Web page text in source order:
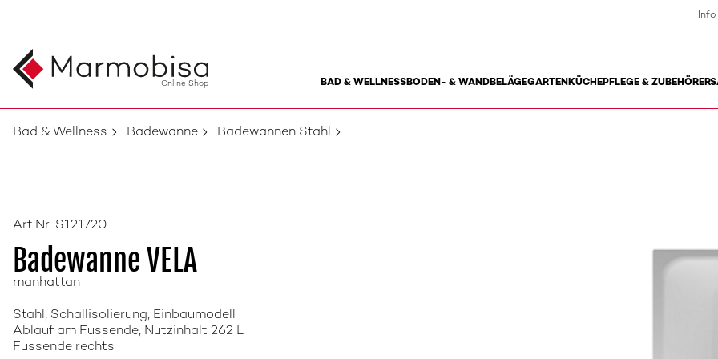
Online Shop BAD & WELLNESSBODEN- & WANDBELÄGEGARTENKÜCHEPFLEGE & ZUBEHÖR
Info
Bad & Wellness Badewanne Badewannen Stahl
Art.Nr. S121720
Badewanne VELA
manhattan
Stahl, Schallisolierung, Einbaumodell
Ablauf am Fussende, Nutzinhalt 262 L
Fussende rechts